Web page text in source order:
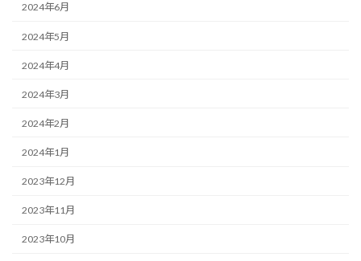
2024年6月
2024年5月
2024年4月
2024年3月
2024年2月
2024年1月
2023年12月
2023年11月
2023年10月